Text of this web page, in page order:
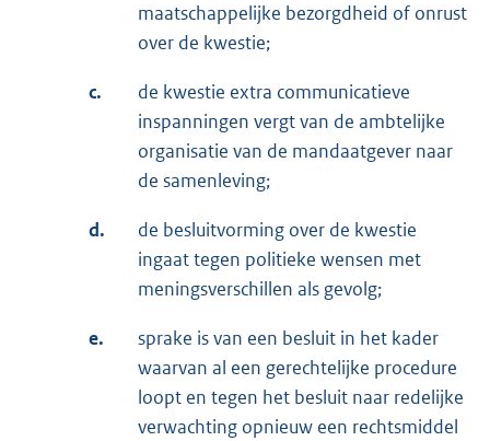
maatschappelijke bezorgdheid of onrust
over de kwestie;
c.
de kwestie extra communicatieve
inspanningen vergt van de ambtelijke
organisatie van de mandaatgever naar
de samenleving;
d.
de besluitvorming over de kwestie
ingaat tegen politieke wensen met
meningsverschillen als gevolg;
e.
sprake is van een besluit in het kader
waarvan al een gerechtelijke procedure
loopt en tegen het besluit naar redelijke
verwachting opnieuw een rechtsmiddel